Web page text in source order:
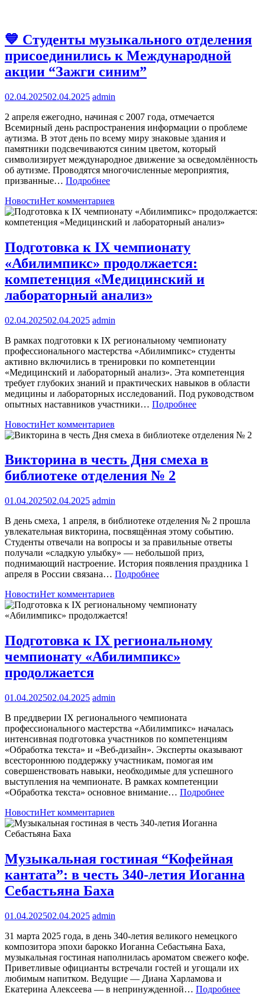
💙 Студенты музыкального отделения
присоединились к Международной
акции “Зажги синим”
02.04.202502.04.2025 admin
2 апреля ежегодно, начиная с 2007 года, отмечается
Всемирный день распространения информации о проблеме
аутизма. В этот день по всему миру знаковые здания и
памятники подсвечиваются синим цветом, который
символизирует международное движение за осведомлённость
об аутизме. Проводятся многочисленные мероприятия,
призванные… Подробнее
НовостиНет комментариев
Подготовка к IX чемпионату
«Абилимпикс» продолжается:
компетенция «Медицинский и
лабораторный анализ»
02.04.202502.04.2025 admin
В рамках подготовки к IX региональному чемпионату
профессионального мастерства «Абилимпикс» студенты
активно включились в тренировки по компетенции
«Медицинский и лабораторный анализ». Эта компетенция
требует глубоких знаний и практических навыков в области
медицины и лабораторных исследований. Под руководством
опытных наставников участники… Подробнее
НовостиНет комментариев
Викторина в честь Дня смеха в
библиотеке отделения № 2
01.04.202502.04.2025 admin
В день смеха, 1 апреля, в библиотеке отделения № 2 прошла
увлекательная викторина, посвящённая этому событию.
Студенты отвечали на вопросы и за правильные ответы
получали «сладкую улыбку» — небольшой приз,
поднимающий настроение. История появления праздника 1
апреля в России связана… Подробнее
НовостиНет комментариев
Подготовка к IX региональному
чемпионату «Абилимпикс»
продолжается
01.04.202502.04.2025 admin
В преддверии IX регионального чемпионата
профессионального мастерства «Абилимпикс» началась
интенсивная подготовка участников по компетенциям
«Обработка текста» и «Веб-дизайн». Эксперты оказывают
всестороннюю поддержку участникам, помогая им
совершенствовать навыки, необходимые для успешного
выступления на чемпионате. В рамках компетенции
«Обработка текста» основное внимание… Подробнее
НовостиНет комментариев
Музыкальная гостиная “Кофейная
кантата”: в честь 340-летия Иоганна
Себастьяна Баха
01.04.202502.04.2025 admin
31 марта 2025 года, в день 340-летия великого немецкого
композитора эпохи барокко Иоганна Себастьяна Баха,
музыкальная гостиная наполнилась ароматом свежего кофе.
Приветливые официанты встречали гостей и угощали их
любимым напитком. Ведущие — Диана Харламова и
Екатерина Алексеева — в непринужденной… Подробнее